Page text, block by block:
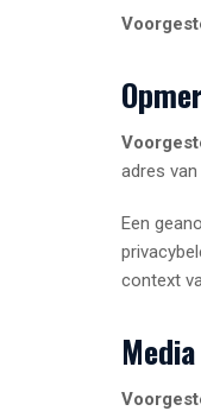
adres
Een
context
Media